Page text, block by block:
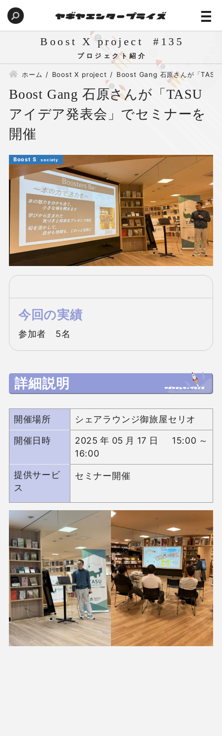
Boost X project 135
ホーム Boost X project Boost Gang 石原さんが「TASU
Boost Gang 石原さんが「TASU
アイデア発表会」でセミナーを
開催
Boost S
今回の実績
参加者　5名
詳細説明
開催場所 シェアラウンジ御旅屋セリオ
開催日時
2025年05月17日 15:00～
16:00
提供サービ
ス
セミナー開催